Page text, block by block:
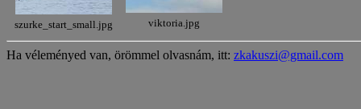
szurke_start_small.jpg viktoria.jpg
Ha véleményed van, örömmel olvasnám, itt: zkakuszi@gmail.com